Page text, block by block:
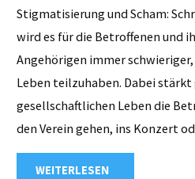
Stigmatisierung und Scham:
wird es für die Betroffenen und
Angehörigen immer
Leben teilzuhaben. Dabei stärkt
gesellschaftlichen Leben die
den Verein gehen, ins Konzert
WEITERLESEN